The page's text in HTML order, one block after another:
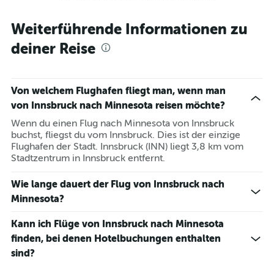
Weiterführende Informationen zu
deiner Reise
Von welchem Flughafen fliegt man, wenn man
von Innsbruck nach Minnesota reisen möchte?
Wenn du einen Flug nach Minnesota von Innsbruck
buchst, fliegst du vom Innsbruck. Dies ist der einzige
Flughafen der Stadt. Innsbruck (INN) liegt 3,8 km vom
Stadtzentrum in Innsbruck entfernt.
Wie lange dauert der Flug von Innsbruck nach
Minnesota?
Kann ich Flüge von Innsbruck nach Minnesota
finden, bei denen Hotelbuchungen enthalten
sind?